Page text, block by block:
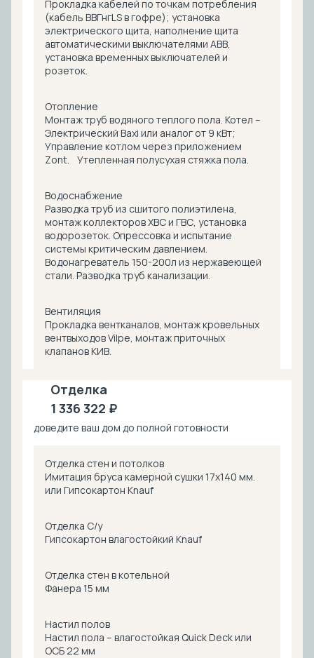
Прокладка кабелей по точкам потребления
(кабель ВВГнгLS в гофре); установка
электрического щита, наполнение щита
автоматическими выключателями ABB,
установка временных выключателей и
розеток.
Отопление
Монтаж труб водяного теплого пола. Котел –
Электрический Baxi или аналог от 9 кВт;
Управление котлом через приложением
Zont. Утепленная полусухая стяжка пола.
Водоснабжение
Разводка труб из сшитого полиэтилена,
монтаж коллекторов ХВС и ГВС, установка
водорозеток. Опрессовка и испытание
системы критическим давлением.
Водонагреватель 150-200л из нержавеющей
стали. Разводка труб канализации.
Вентиляция
Прокладка вентканалов, монтаж кровельных
вентвыходов Vilpe, монтаж приточных
клапанов КИВ.
Отделка
1 336 322 ₽
доведите ваш дом до полной готовности
Отделка стен и потолков
Имитация бруса камерной сушки 17х140 мм.
или Гипсокартон Knauf
Отделка С/у
Гипсокартон влагостойкий Knauf
Отделка стен в котельной
Фанера 15 мм
Настил полов
Настил пола – влагостойкая Quick Deck или
ОСБ 22 мм